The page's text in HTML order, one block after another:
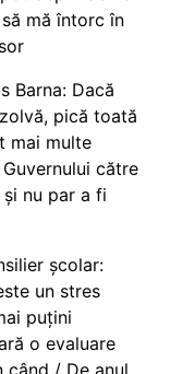
mă întorc în
Barna: Dacă
pică toată
mai multe
către
nu par a fi
școlar:
un stres
puțini
o evaluare
când / De anul